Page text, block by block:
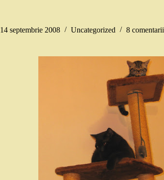
14 septembrie 2008 Uncategorized 8 comentarii